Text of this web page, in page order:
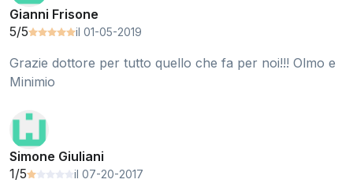
Gianni Frisone
5/5
il 01-05-2019
Grazie dottore per tutto quello che fa per noi!!! Olmo e
Minimio
Simone Giuliani
1/5
il 07-20-2017